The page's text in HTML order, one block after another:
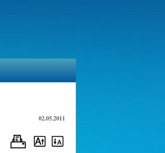
02.05.2011